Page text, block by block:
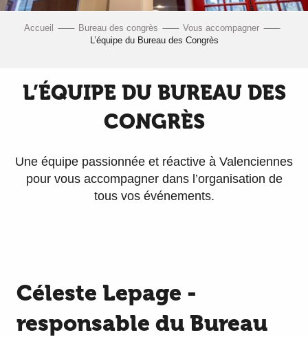
Accueil Bureau des congrès
Vous accompagner
L’équipe du Bureau des Congrès
L’ÉQUIPE DU BUREAU DES
CONGRÈS
Une équipe passionnée et réactive à Valenciennes
pour vous accompagner dans l’organisation de
tous vos événements.
Céleste Lepage -
responsable du Bureau